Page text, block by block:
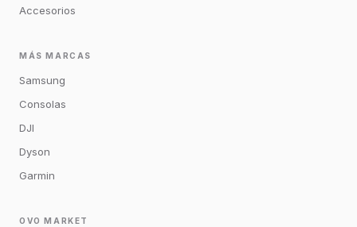
Accesorios
MÁS MARCAS
Samsung
Consolas
DJI
Dyson
Garmin
OVO MARKET